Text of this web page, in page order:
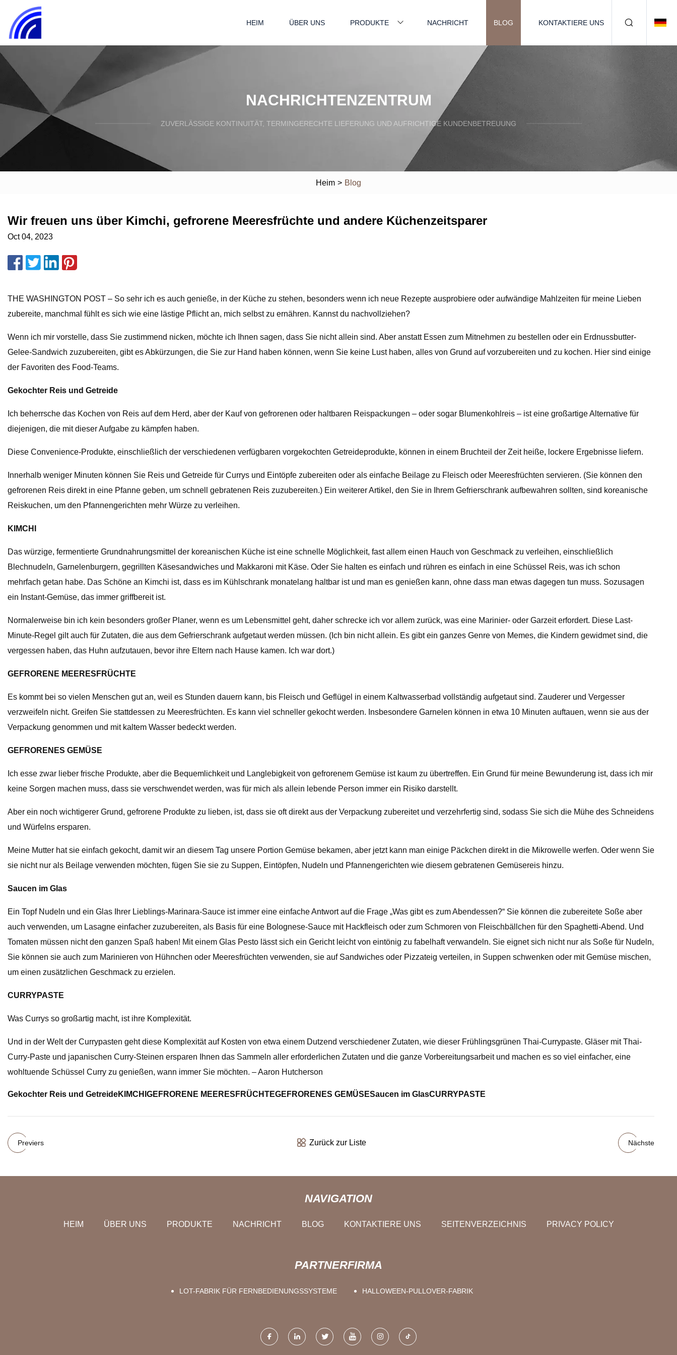
HEIM ÜBER UNS PRODUKTE NACHRICHT BLOG KONTAKTIERE UNS
NACHRICHTENZENTRUM
ZUVERLÄSSIGE KONTINUITÄT, TERMINGERECHTE LIEFERUNG UND AUFRICHTIGE KUNDENBETREUUNG
Heim > Blog
Wir freuen uns über Kimchi, gefrorene Meeresfrüchte und andere Küchenzeitsparer
Oct 04, 2023
THE WASHINGTON POST – So sehr ich es auch genieße, in der Küche zu stehen, besonders wenn ich neue Rezepte ausprobiere oder aufwändige Mahlzeiten für meine Lieben
zubereite, manchmal fühlt es sich wie eine lästige Pflicht an, mich selbst zu ernähren. Kannst du nachvollziehen?
Wenn ich mir vorstelle, dass Sie zustimmend nicken, möchte ich Ihnen sagen, dass Sie nicht allein sind. Aber anstatt Essen zum Mitnehmen zu bestellen oder ein Erdnussbutter-
Gelee-Sandwich zuzubereiten, gibt es Abkürzungen, die Sie zur Hand haben können, wenn Sie keine Lust haben, alles von Grund auf vorzubereiten und zu kochen. Hier sind einige
der Favoriten des Food-Teams.
Gekochter Reis und Getreide
Ich beherrsche das Kochen von Reis auf dem Herd, aber der Kauf von gefrorenen oder haltbaren Reispackungen – oder sogar Blumenkohlreis – ist eine großartige Alternative für
diejenigen, die mit dieser Aufgabe zu kämpfen haben.
Diese Convenience-Produkte, einschließlich der verschiedenen verfügbaren vorgekochten Getreideprodukte, können in einem Bruchteil der Zeit heiße, lockere Ergebnisse liefern.
Innerhalb weniger Minuten können Sie Reis und Getreide für Currys und Eintöpfe zubereiten oder als einfache Beilage zu Fleisch oder Meeresfrüchten servieren. (Sie können den
gefrorenen Reis direkt in eine Pfanne geben, um schnell gebratenen Reis zuzubereiten.) Ein weiterer Artikel, den Sie in Ihrem Gefrierschrank aufbewahren sollten, sind koreanische
Reiskuchen, um den Pfannengerichten mehr Würze zu verleihen.
KIMCHI
Das würzige, fermentierte Grundnahrungsmittel der koreanischen Küche ist eine schnelle Möglichkeit, fast allem einen Hauch von Geschmack zu verleihen, einschließlich
Blechnudeln, Garnelenburgern, gegrillten Käsesandwiches und Makkaroni mit Käse. Oder Sie halten es einfach und rühren es einfach in eine Schüssel Reis, was ich schon
mehrfach getan habe. Das Schöne an Kimchi ist, dass es im Kühlschrank monatelang haltbar ist und man es genießen kann, ohne dass man etwas dagegen tun muss. Sozusagen
ein Instant-Gemüse, das immer griffbereit ist.
Normalerweise bin ich kein besonders großer Planer, wenn es um Lebensmittel geht, daher schrecke ich vor allem zurück, was eine Marinier- oder Garzeit erfordert. Diese Last-
Minute-Regel gilt auch für Zutaten, die aus dem Gefrierschrank aufgetaut werden müssen. (Ich bin nicht allein. Es gibt ein ganzes Genre von Memes, die Kindern gewidmet sind, die
vergessen haben, das Huhn aufzutauen, bevor ihre Eltern nach Hause kamen. Ich war dort.)
GEFRORENE MEERESFRÜCHTE
Es kommt bei so vielen Menschen gut an, weil es Stunden dauern kann, bis Fleisch und Geflügel in einem Kaltwasserbad vollständig aufgetaut sind. Zauderer und Vergesser
verzweifeln nicht. Greifen Sie stattdessen zu Meeresfrüchten. Es kann viel schneller gekocht werden. Insbesondere Garnelen können in etwa 10 Minuten auftauen, wenn sie aus der
Verpackung genommen und mit kaltem Wasser bedeckt werden.
GEFRORENES GEMÜSE
Ich esse zwar lieber frische Produkte, aber die Bequemlichkeit und Langlebigkeit von gefrorenem Gemüse ist kaum zu übertreffen. Ein Grund für meine Bewunderung ist, dass ich mir
keine Sorgen machen muss, dass sie verschwendet werden, was für mich als allein lebende Person immer ein Risiko darstellt.
Aber ein noch wichtigerer Grund, gefrorene Produkte zu lieben, ist, dass sie oft direkt aus der Verpackung zubereitet und verzehrfertig sind, sodass Sie sich die Mühe des Schneidens
und Würfelns ersparen.
Meine Mutter hat sie einfach gekocht, damit wir an diesem Tag unsere Portion Gemüse bekamen, aber jetzt kann man einige Päckchen direkt in die Mikrowelle werfen. Oder wenn Sie
sie nicht nur als Beilage verwenden möchten, fügen Sie sie zu Suppen, Eintöpfen, Nudeln und Pfannengerichten wie diesem gebratenen Gemüsereis hinzu.
Saucen im Glas
Ein Topf Nudeln und ein Glas Ihrer Lieblings-Marinara-Sauce ist immer eine einfache Antwort auf die Frage „Was gibt es zum Abendessen?“ Sie können die zubereitete Soße aber
auch verwenden, um Lasagne einfacher zuzubereiten, als Basis für eine Bolognese-Sauce mit Hackfleisch oder zum Schmoren von Fleischbällchen für den Spaghetti-Abend. Und
Tomaten müssen nicht den ganzen Spaß haben! Mit einem Glas Pesto lässt sich ein Gericht leicht von eintönig zu fabelhaft verwandeln. Sie eignet sich nicht nur als Soße für Nudeln,
Sie können sie auch zum Marinieren von Hühnchen oder Meeresfrüchten verwenden, sie auf Sandwiches oder Pizzateig verteilen, in Suppen schwenken oder mit Gemüse mischen,
um einen zusätzlichen Geschmack zu erzielen.
CURRYPASTE
Was Currys so großartig macht, ist ihre Komplexität.
Und in der Welt der Currypasten geht diese Komplexität auf Kosten von etwa einem Dutzend verschiedener Zutaten, wie dieser Frühlingsgrünen Thai-Currypaste. Gläser mit Thai-
Curry-Paste und japanischen Curry-Steinen ersparen Ihnen das Sammeln aller erforderlichen Zutaten und die ganze Vorbereitungsarbeit und machen es so viel einfacher, eine
wohltuende Schüssel Curry zu genießen, wann immer Sie möchten. – Aaron Hutcherson
Gekochter Reis und GetreideKIMCHI GEFRORENE MEERESFRÜCHTEGEFRORENES GEMÜSESaucen im GlasCURRYPASTE
Previers Zurück zur Liste Nächste
NAVIGATION
HEIM ÜBER UNS PRODUKTE NACHRICHT BLOG KONTAKTIERE UNS SEITENVERZEICHNIS PRIVACY POLICY
PARTNERFIRMA
LOT-FABRIK FÜR FERNBEDIENUNGSSYSTEME HALLOWEEN-PULLOVER-FABRIK